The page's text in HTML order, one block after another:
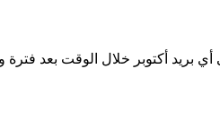
بريد أكتوبر خلال الوقت بعد فترة